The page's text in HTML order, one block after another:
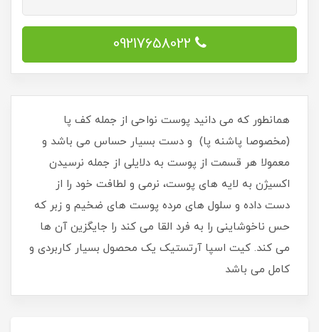
09217658022
همانطور که می دانید پوست نواحی از جمله کف پا
(مخصوصا پاشنه پا) و دست بسیار حساس می باشد و
معمولا هر قسمت از پوست به دلایلی از جمله نرسیدن
اکسیژن به لایه های پوست، نرمی و لطافت خود را از
دست داده و سلول های مرده پوست های ضخیم و زبر که
حس ناخوشاینی را به فرد القا می کند را جایگزین آن ها
می کند. کیت اسپا آرتستیک یک محصول بسیار کاربردی و
کامل می باشد